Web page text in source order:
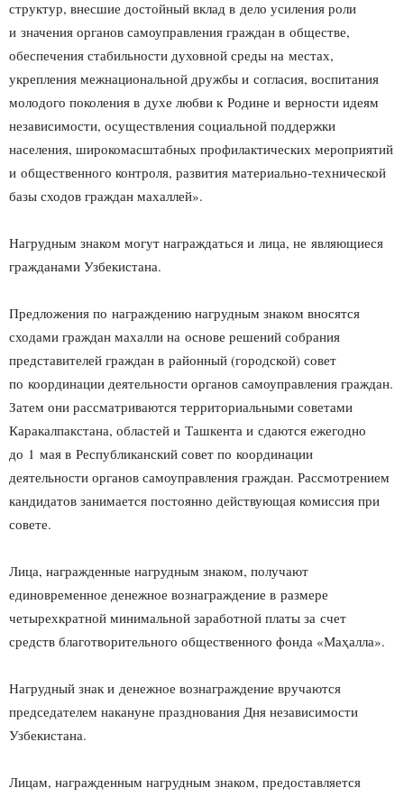
структур, внесшие достойный вклад в дело усиления роли
и значения органов самоуправления граждан в обществе,
обеспечения стабильности духовной среды на местах,
укрепления межнациональной дружбы и согласия, воспитания
молодого поколения в духе любви к Родине и верности идеям
независимости, осуществления социальной поддержки
населения, широкомасштабных профилактических мероприятий
и общественного контроля, развития материально-технической
базы сходов граждан махаллей».
Нагрудным знаком могут награждаться и лица, не являющиеся
гражданами Узбекистана.
Предложения по награждению нагрудным знаком вносятся
сходами граждан махалли на основе решений собрания
представителей граждан в районный (городской) совет
по координации деятельности органов самоуправления граждан.
Затем они рассматриваются территориальными советами
Каракалпакстана, областей и Ташкента и сдаются ежегодно
до 1 мая в Республиканский совет по координации
деятельности органов самоуправления граждан. Рассмотрением
кандидатов занимается постоянно действующая комиссия при
совете.
Лица, награжденные нагрудным знаком, получают
единовременное денежное вознаграждение в размере
четырехкратной минимальной заработной платы за счет
средств благотворительного общественного фонда «Маҳалла».
Нагрудный знак и денежное вознаграждение вручаются
председателем накануне празднования Дня независимости
Узбекистана.
Лицам, награжденным нагрудным знаком, предоставляется